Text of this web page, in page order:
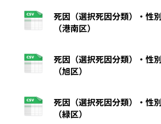
死因（選択死因分類）・性
（港南区）
死因（選択死因分類）・性
（旭区）
死因（選択死因分類）・性
（緑区）